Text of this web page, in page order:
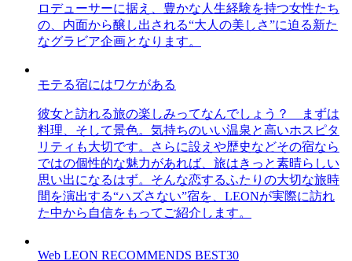
ロデューサーに据え、豊かな人生経験を持つ女性たち
の、内面から醸し出される“大人の美しさ”に迫る新た
なグラビア企画となります。
モテる宿にはワケがある
彼女と訪れる旅の楽しみってなんでしょう？ まずは
料理、そして景色。気持ちのいい温泉と高いホスピタ
リティも大切です。さらに設えや歴史などその宿なら
ではの個性的な魅力があれば、旅はきっと素晴らしい
思い出になるはず。そんな恋するふたりの大切な旅時
間を演出する“ハズさない”宿を、LEONが実際に訪れ
た中から自信をもってご紹介します。
Web LEON RECOMMENDS BEST30